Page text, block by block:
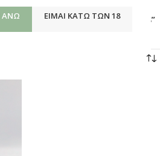
ΆΝΩ ΕΊΜΑΙ ΚΆΤΩ ΤΩΝ 18
SEED OIL - CANNABIS OIL BLENDS”